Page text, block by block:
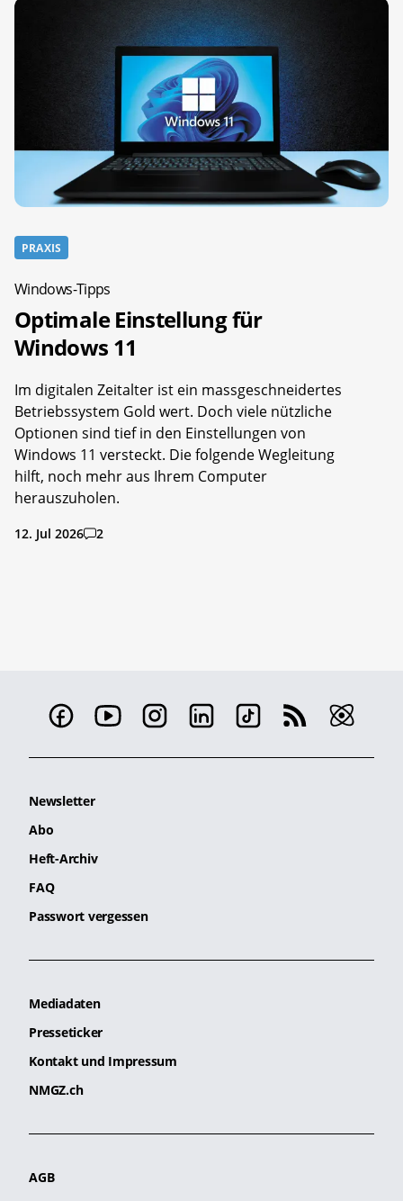
PRAXIS
Windows-Tipps
Optimale Einstellung für
Windows 11
Im digitalen Zeitalter ist ein massgeschneidertes
Betriebssystem Gold wert. Doch viele nützliche
Optionen sind tief in den Einstellungen von
Windows 11 versteckt. Die folgende Wegleitung
hilft, noch mehr aus Ihrem Computer
herauszuholen.
12. Jul 2026 2
Newsletter
Abo
Heft-Archiv
FAQ
Passwort vergessen
Mediadaten
Presseticker
Kontakt und Impressum
NMGZ.ch
AGB